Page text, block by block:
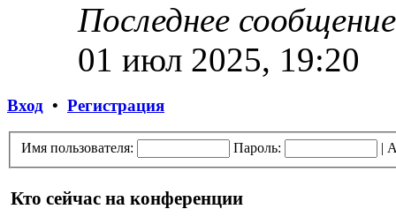
Последнее сообщение
01 июл 2025, 19:20
Вход • Регистрация
Имя пользователя: Пароль: |
Кто сейчас на конференции